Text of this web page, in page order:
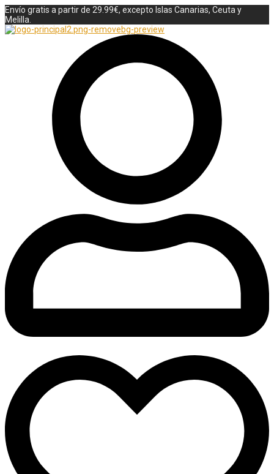
Envío gratis a partir de 29.99€, excepto Islas Canarias, Ceuta y
Melilla.